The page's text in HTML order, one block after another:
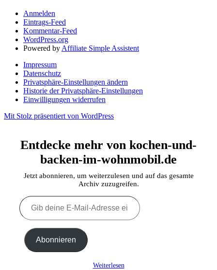
Anmelden
Eintrags-Feed
Kommentar-Feed
WordPress.org
Powered by Affiliate Simple Assistent
Impressum
Datenschutz
Privatsphäre-Einstellungen ändern
Historie der Privatsphäre-Einstellungen
Einwilligungen widerrufen
Mit Stolz präsentiert von WordPress
Entdecke mehr von kochen-und-
backen-im-wohnmobil.de
Jetzt abonnieren, um weiterzulesen und auf das gesamte
Archiv zuzugreifen.
Gib
deine
E-
Adresse
ein ... Abonnieren
Weiterlesen